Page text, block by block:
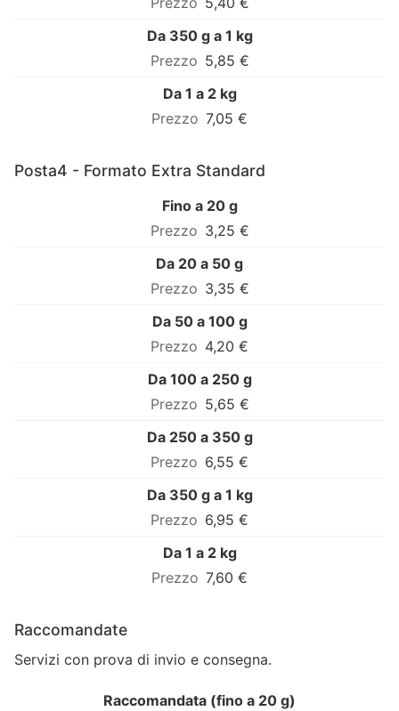
Da 350 g a 1 kg
5,85 €
Da 1 a 2 kg
7,05 €
Posta4 - Formato Extra Standard
Fino a 20 g
3,25 €
Da 20 a 50 g
3,35 €
Da 50 a 100 g
4,20 €
Da 100 a 250 g
5,65 €
Da 250 a 350 g
6,55 €
Da 350 g a 1 kg
6,95 €
Da 1 a 2 kg
7,60 €
Raccomandate
Servizi con prova di invio e consegna.
Raccomandata (fino a 20 g)